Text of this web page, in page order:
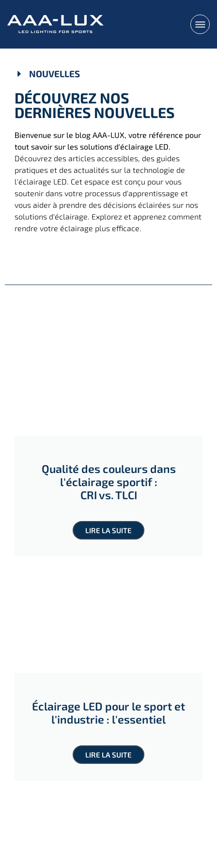
NOUVELLES
DÉCOUVREZ NOS
DERNIÈRES NOUVELLES
Bienvenue sur le blog AAA-LUX, votre référence pour
tout savoir sur les solutions d'éclairage LED.
Découvrez des articles accessibles, des guides
pratiques et des actualités sur la technologie de
l'éclairage LED. Cet espace est conçu pour vous
soutenir dans votre processus d'apprentissage et
vous aider à prendre des décisions éclairées sur nos
solutions d'éclairage. Explorez et apprenez comment
rendre votre éclairage plus efficace.
Qualité des couleurs dans
l'éclairage sportif :
CRI vs. TLCI
LIRE LA SUITE
Éclairage LED pour le sport et
l'industrie : l'essentiel
LIRE LA SUITE